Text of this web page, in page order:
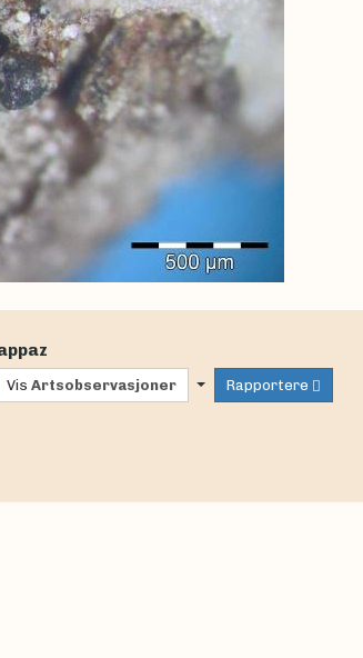
Vis Artsobservasjoner Rapportere